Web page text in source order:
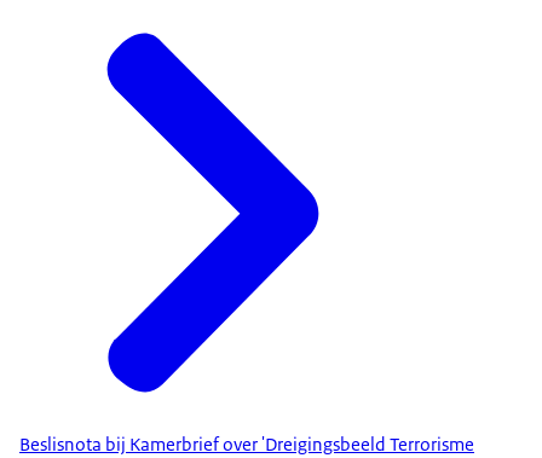
Beslisnota bij Kamerbrief over 'Dreigingsbeeld Terrorisme